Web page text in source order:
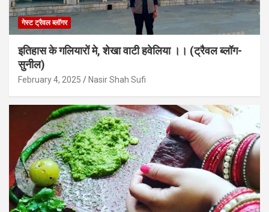
गेस्ट ट्रैवल ब्लॉगर
इतिहास के गलियारों मे, शेखा वाटी हवेलिया ।। (ट्रैवल ब्लॉग-
सुनील)
February 4, 2025 Nasir Shah Sufi